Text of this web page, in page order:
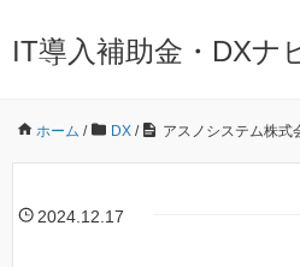
IT導入補助金・DXナ
ホーム / DX / アスノシステム株式
2024.12.17